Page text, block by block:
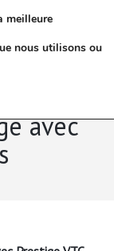
avec
meilleure
nous utilisons ou